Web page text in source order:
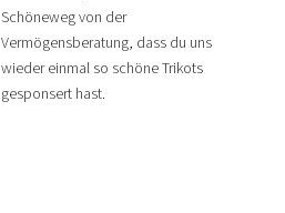
Schöneweg von der
Vermögensberatung, dass du uns
wieder einmal so schöne Trikots
gesponsert hast.